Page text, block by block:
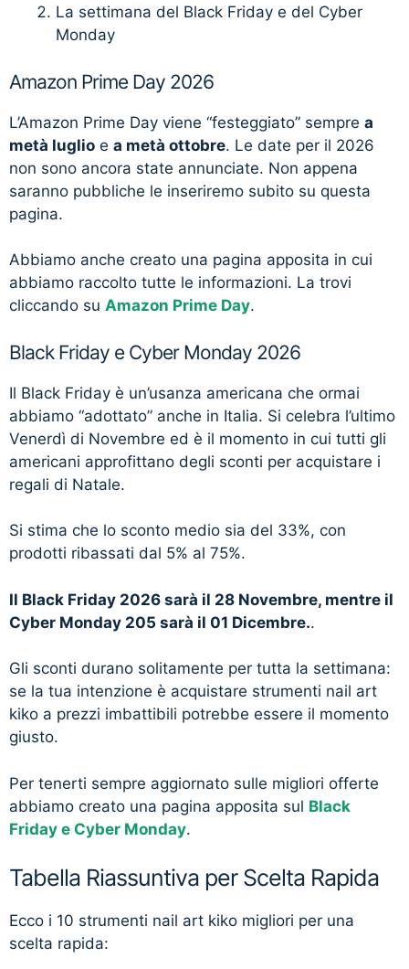
La settimana del Black Friday e del Cyber
Monday
Amazon Prime Day 2026
L’Amazon Prime Day viene “festeggiato” sempre a
metà luglio e a metà ottobre. Le date per il 2026
non sono ancora state annunciate. Non appena
saranno pubbliche le inseriremo subito su questa
pagina.
Abbiamo anche creato una pagina apposita in cui
abbiamo raccolto tutte le informazioni. La trovi
cliccando su Amazon Prime Day.
Black Friday e Cyber Monday 2026
Il Black Friday è un’usanza americana che ormai
abbiamo “adottato” anche in Italia. Si celebra l’ultimo
Venerdì di Novembre ed è il momento in cui tutti gli
americani approfittano degli sconti per acquistare i
regali di Natale.
Si stima che lo sconto medio sia del 33%, con
prodotti ribassati dal 5% al 75%.
Il Black Friday 2026 sarà il 28 Novembre, mentre il
Cyber Monday 205 sarà il 01 Dicembre..
Gli sconti durano solitamente per tutta la settimana:
se la tua intenzione è acquistare strumenti nail art
kiko a prezzi imbattibili potrebbe essere il momento
giusto.
Per tenerti sempre aggiornato sulle migliori offerte
abbiamo creato una pagina apposita sul Black
Friday e Cyber Monday.
Tabella Riassuntiva per Scelta Rapida
Ecco i 10 strumenti nail art kiko migliori per una
scelta rapida: